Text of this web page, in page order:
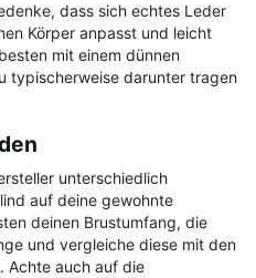
dass sich echtes Leder
Körper anpasst und leicht
mit einem dünnen
typischerweise darunter tragen
unterschiedlich
auf deine gewohnte
deinen Brustumfang, die
und vergleiche diese mit den
Achte auch auf die